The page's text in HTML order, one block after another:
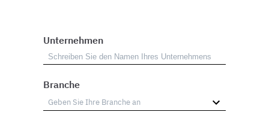
Unternehmen
Branche